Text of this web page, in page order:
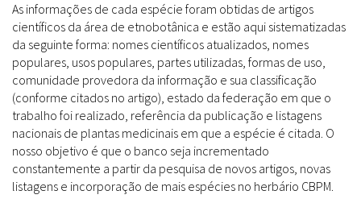
As informações de cada espécie foram obtidas de artigos
científicos da área de etnobotânica e estão aqui sistematizadas
da seguinte forma: nomes científicos atualizados, nomes
populares, usos populares, partes utilizadas, formas de uso,
comunidade provedora da informação e sua classificação
(conforme citados no artigo), estado da federação em que o
trabalho foi realizado, referência da publicação e listagens
nacionais de plantas medicinais em que a espécie é citada. O
nosso objetivo é que o banco seja incrementado
constantemente a partir da pesquisa de novos artigos, novas
listagens e incorporação de mais espécies no herbário CBPM.